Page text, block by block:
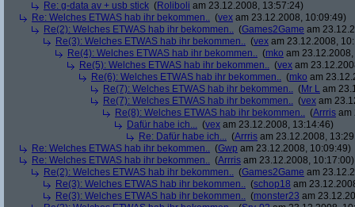
Re: g-data av + usb stick (Roliboli am 23.12.2008, 13:57:24)
Re: Welches ETWAS hab ihr bekommen.. (vex am 23.12.2008, 10:09:49)
Re(2): Welches ETWAS hab ihr bekommen.. (Games2Game am
Re(3): Welches ETWAS hab ihr bekommen.. (vex am 23.12.2008,
Re(4): Welches ETWAS hab ihr bekommen.. (mko am
Re(5): Welches ETWAS hab ihr bekommen.. (vex am
Re(6): Welches ETWAS hab ihr bekommen.. (mko am
Re(7): Welches ETWAS hab ihr bekommen.. (Mr L am
Re(7): Welches ETWAS hab ihr bekommen.. (vex am
Re(8): Welches ETWAS hab ihr bekommen.. (Arrris am
Dafür habe ich... (vex am 23.12.2008, 13:14:46)
Re: Dafür habe ich... (Arrris am 23.12.2008,
Re: Welches ETWAS hab ihr bekommen.. (Gwp am 23.12.2008, 10:09:49)
Re: Welches ETWAS hab ihr bekommen.. (Arrris am 23.12.2008, 10:17:00)
Re(2): Welches ETWAS hab ihr bekommen.. (Games2Game am
Re(3): Welches ETWAS hab ihr bekommen.. (schop18 am
Re(3): Welches ETWAS hab ihr bekommen.. (monster23 am